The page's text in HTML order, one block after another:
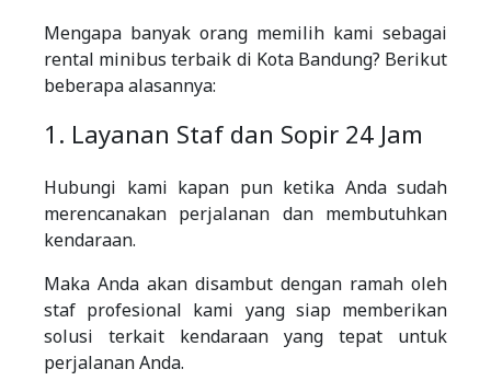
Mengapa banyak orang memilih kami sebagai
rental minibus terbaik di Kota Bandung? Berikut
beberapa alasannya:
1. Layanan Staf dan Sopir 24 Jam
Hubungi kami kapan pun ketika Anda sudah
merencanakan perjalanan dan membutuhkan
kendaraan.
Maka Anda akan disambut dengan ramah oleh
staf profesional kami yang siap memberikan
solusi terkait kendaraan yang tepat untuk
perjalanan Anda.